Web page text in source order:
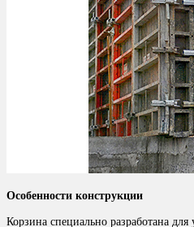
Особенности конструкции
Корзина специально разработана